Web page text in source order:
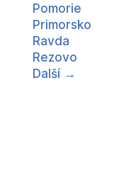
Pomorie
Primorsko
Ravda
Rezovo
Další →